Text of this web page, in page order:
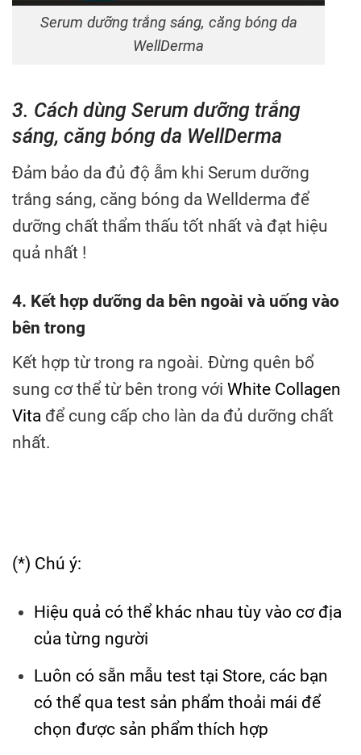
Serum dưỡng trắng sáng, căng bóng da
WellDerma
3. Cách dùng Serum dưỡng trắng
sáng, căng bóng da WellDerma
Đảm bảo da đủ độ ẫm khi Serum dưỡng
trắng sáng, căng bóng da Wellderma để
dưỡng chất thẩm thấu tốt nhất và đạt hiệu
quả nhất !
4. Kết hợp dưỡng da bên ngoài và uống vào
bên trong
Kết hợp từ trong ra ngoài. Đừng quên bổ
sung cơ thể từ bên trong với White Collagen
Vita để cung cấp cho làn da đủ dưỡng chất
nhất.
(*) Chú ý:
Hiệu quả có thể khác nhau tùy vào cơ địa
của từng người
Luôn có sẵn mẫu test tại Store, các bạn
có thể qua test sản phẩm thoải mái để
chọn được sản phẩm thích hợp